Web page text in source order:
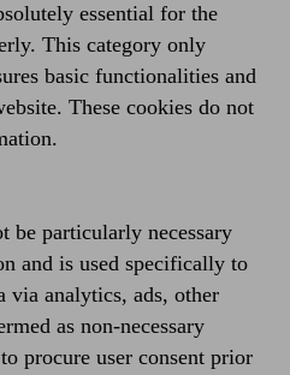
essential for the
This category only
basic functionalities and
These cookies do not
be particularly necessary
and is used specifically to
via analytics, ads, other
as non-necessary
procure user consent prior